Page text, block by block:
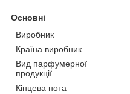
Основні
Виробник
Країна виробник
Вид парфумерної
продукції
Кінцева нота